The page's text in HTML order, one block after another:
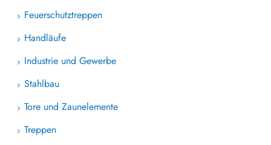
Feuerschutztreppen
Handläufe
Industrie und Gewerbe
Stahlbau
Tore und Zaunelemente
Treppen